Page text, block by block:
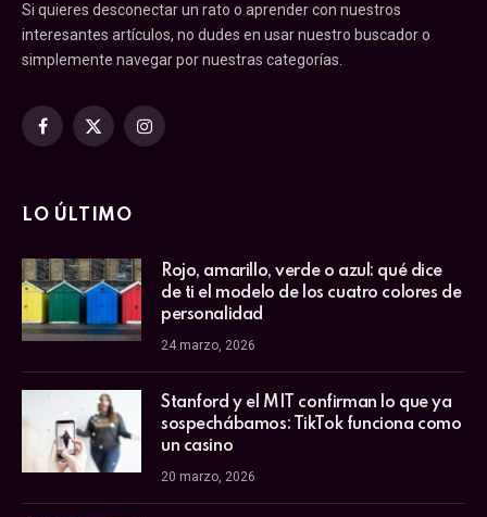
Si quieres desconectar un rato o aprender con nuestros
interesantes artículos, no dudes en usar nuestro buscador o
simplemente navegar por nuestras categorías.
Facebook
X
Instagram
LO ÚLTIMO
Rojo, amarillo, verde o azul: qué dice
de ti el modelo de los cuatro colores de
personalidad
24 marzo, 2026
Stanford y el MIT confirman lo que ya
sospechábamos: TikTok funciona como
un casino
20 marzo, 2026